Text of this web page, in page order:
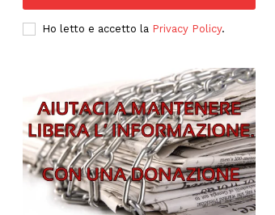
Ho letto e accetto la Privacy Policy.